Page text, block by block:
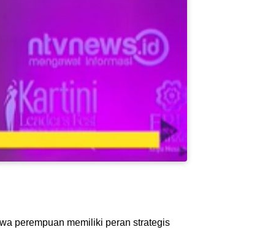
perempuan memiliki peran strategis